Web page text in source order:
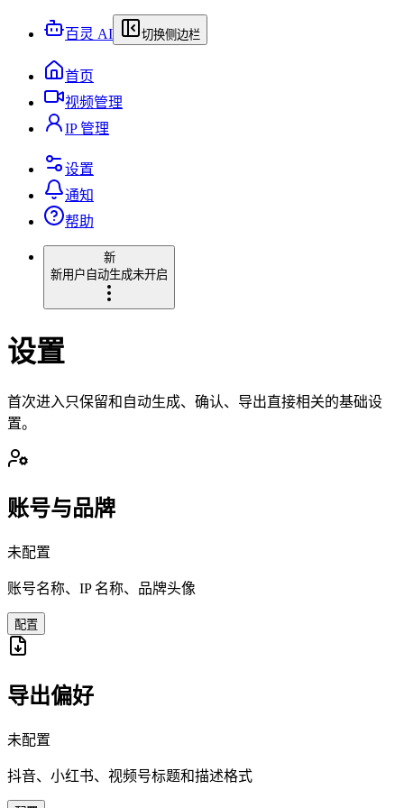
百灵 AI 切换侧边栏
首页
视频管理
IP 管理
设置
通知
帮助
新
新用户 自动生成未开启
设置
首次进入只保留和自动生成、确认、导出直接相关的基础设
置。
账号与品牌
未配置
账号名称、IP 名称、品牌头像
配置
导出偏好
未配置
抖音、小红书、视频号标题和描述格式